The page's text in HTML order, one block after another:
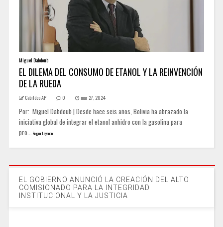
Miguel Dabdoub
EL DILEMA DEL CONSUMO DE ETANOL Y LA REINVENCIÓN
DE LA RUEDA
Cabildeo AP 0 mar 27, 2024
Por: Miguel Dabdoub | Desde hace seis años, Bolivia ha abrazado la
iniciativa global de integrar el etanol anhidro con la gasolina para
pro... Seguir Leyendo
EL GOBIERNO ANUNCIÓ LA CREACIÓN DEL ALTO
COMISIONADO PARA LA INTEGRIDAD
INSTITUCIONAL Y LA JUSTICIA